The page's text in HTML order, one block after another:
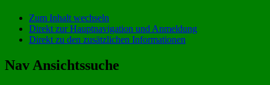
Zum Inhalt wechseln
Direkt zur Hauptnavigation und Anmeldung
Direkt zu den zusätzlichen Informationen
Nav Ansichtssuche